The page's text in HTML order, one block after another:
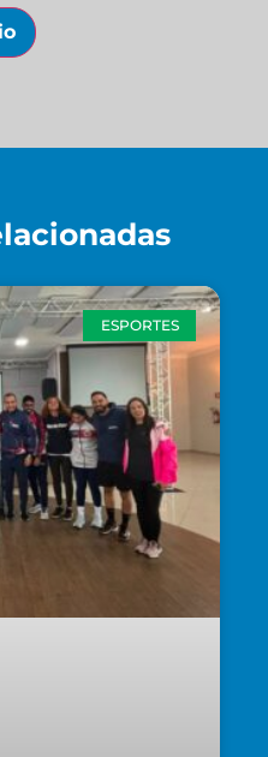
ESPORTES